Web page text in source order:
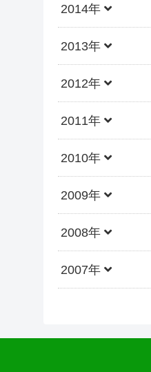
2014年
2013年
2012年
2011年
2010年
2009年
2008年
2007年